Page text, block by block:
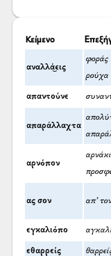
Κείμενο
αναλλά͜εις
φοράς
ρούχα
απαντούνε
απαράλλαχτα
αρνόπον
ας σον απ’ τον
εγκαλιόπο
εθαρρείς